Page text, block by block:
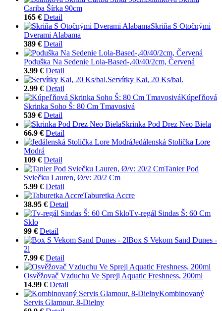
Cariba Šírka 90cm
165 € Detail
Skriňa S Otočnými
Dverami Alabama
389 € Detail
Poduška Na Sedenie Lola-Based-,40/40/2cm, Červená
3.99 € Detail
Servítky Kai, 20 Ks/bal.
2.99 € Detail
Kúpeľňová
Skrinka Soho Š: 80 Cm Tmavosivá
539 € Detail
Skrinka Pod Drez Neo Biela
66.9 € Detail
Jedálenská Stolička Lore
Modrá
109 € Detail
Tanier Pod
Sviečku Lauren, Ø/v: 20/2 Cm
5.99 € Detail
Taburetka Accre
38.95 € Detail
Tv-regál Sindas Š: 60 Cm
Sklo
99 € Detail
Box S Vekom Sand Dunes -
2l
7.99 € Detail
Osvěžovač Vzduchu Ve Spreji Aquatic Freshness, 200ml
14.99 € Detail
Kombinovaný
Servis Glamour, 8-Dielny